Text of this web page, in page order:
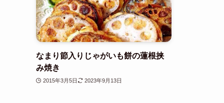
なまり節入りじゃがいも餅の蓮根挟
み焼き
2015年3月5日 2023年9月13日